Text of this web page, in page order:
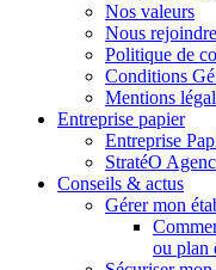
Nos valeurs
Nous rejoindre
Politique de
Conditions
Mentions
Entreprise papier
Entreprise
StratéO
Conseils & actus
Gérer mon
ou plan